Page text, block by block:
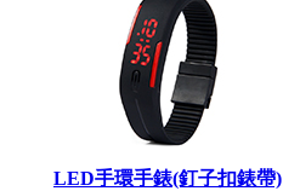
LED手環手錶(釘子扣錶帶)